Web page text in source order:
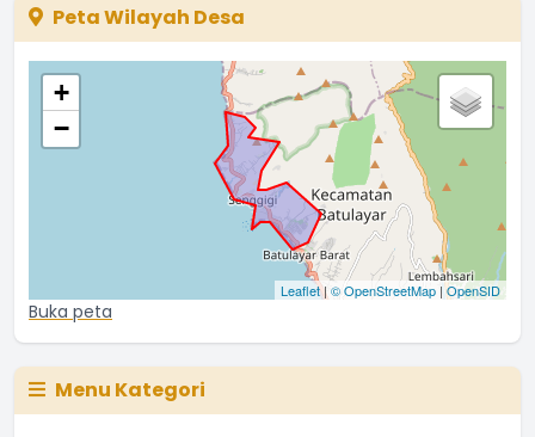
Peta Wilayah Desa
+
−
Leaflet|© OpenStreetMap |OpenSID
Buka peta
Menu Kategori